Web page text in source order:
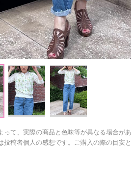
って、実際の商品と色味等が異なる場合があ
投稿者個人の感想です。ご購入の際の目安